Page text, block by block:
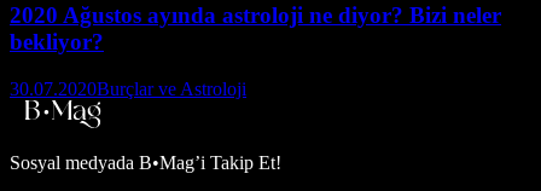
2020 Ağustos ayında astroloji ne diyor? Bizi neler
bekliyor?
30.07.2020Burçlar ve Astroloji
Sosyal medyada B•Mag’i Takip Et!